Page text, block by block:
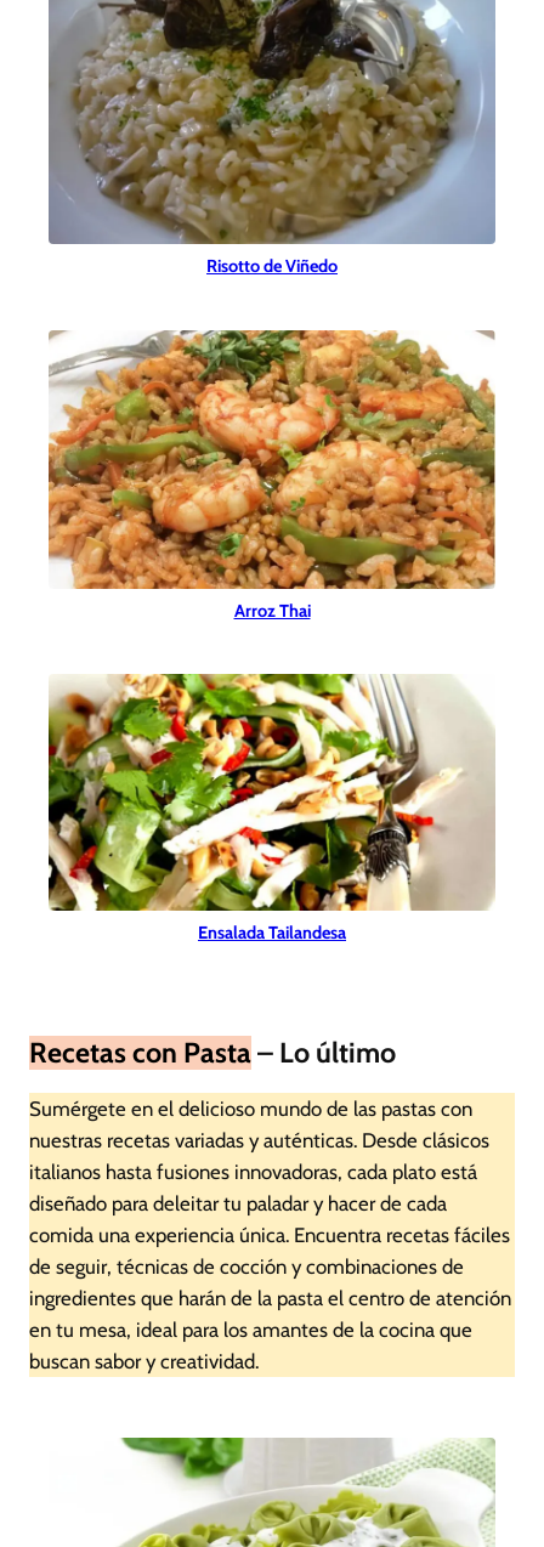
Risotto de Viñedo
Arroz Thai
Ensalada Tailandesa
Recetas con Pasta– Lo último
Sumérgete en el delicioso mundo de las pastas con
nuestras recetas variadas y auténticas. Desde clásicos
italianos hasta fusiones innovadoras, cada plato está
diseñado para deleitar tu paladar y hacer de cada
comida una experiencia única. Encuentra recetas fáciles
de seguir, técnicas de cocción y combinaciones de
ingredientes que harán de la pasta el centro de atención
en tu mesa, ideal para los amantes de la cocina que
buscan sabor y creatividad.